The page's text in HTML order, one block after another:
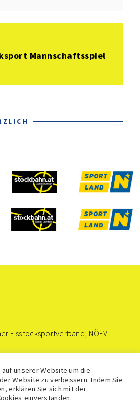
Mannschaftsspiel
Eisstocksportverband, NÖEV
unserer Website um die
Website zu verbessern. Indem Sie
erklären Sie sich mit der
einverstanden.